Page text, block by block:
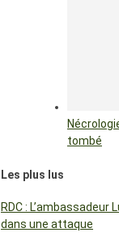
tombé
Les plus lus
RDC : L’ambassadeur
dans une attaque